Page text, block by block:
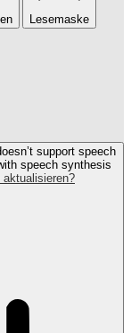
Lesemaske
support speech
speech synthesis
aktualisieren?